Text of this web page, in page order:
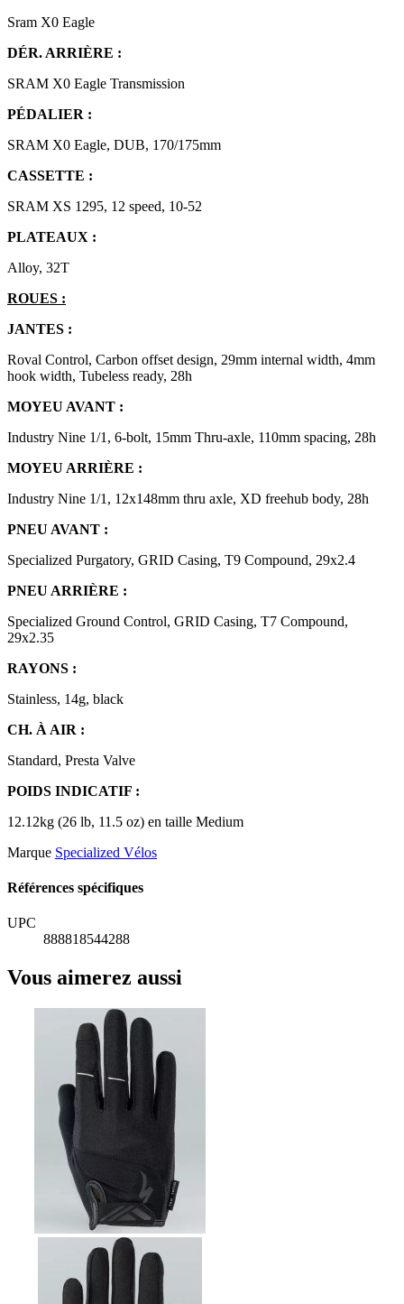
Sram X0 Eagle
DÉR. ARRIÈRE :
SRAM X0 Eagle Transmission
PÉDALIER :
SRAM X0 Eagle, DUB, 170/175mm
CASSETTE :
SRAM XS 1295, 12 speed, 10-52
PLATEAUX :
Alloy, 32T
ROUES :
JANTES :
Roval Control, Carbon offset design, 29mm internal width, 4mm
hook width, Tubeless ready, 28h
MOYEU AVANT :
Industry Nine 1/1, 6-bolt, 15mm Thru-axle, 110mm spacing, 28h
MOYEU ARRIÈRE :
Industry Nine 1/1, 12x148mm thru axle, XD freehub body, 28h
PNEU AVANT :
Specialized Purgatory, GRID Casing, T9 Compound, 29x2.4
PNEU ARRIÈRE :
Specialized Ground Control, GRID Casing, T7 Compound,
29x2.35
RAYONS :
Stainless, 14g, black
CH. À AIR :
Standard, Presta Valve
POIDS INDICATIF :
12.12kg (26 lb, 11.5 oz) en taille Medium
Marque Specialized Vélos
Références spécifiques
UPC
888818544288
Vous aimerez aussi